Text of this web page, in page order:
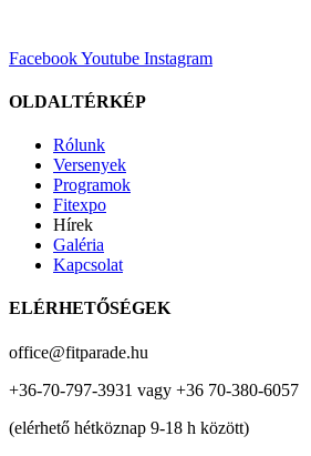
FacebookYoutube Instagram
OLDALTÉRKÉP
Rólunk
Versenyek
Programok
Fitexpo
Hírek
Galéria
Kapcsolat
ELÉRHETŐSÉGEK
office@fitparade.hu
+36-70-797-3931 vagy +36 70-380-6057
(elérhető hétköznap 9-18 h között)